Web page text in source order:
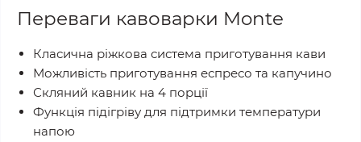
Переваги кавоварки Monte
Класична ріжкова система приготування кави
Можливість приготування еспресо та капучино
Скляний кавник на 4 порції
Функція підігріву для підтримки температури
напою